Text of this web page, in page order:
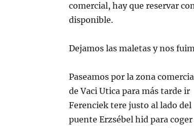
comercial, hay que reservar
disponible.
Dejamos las maletas y nos
Paseamos por la zona
de Vaci Utica para más tarde ir
Ferenciek tere justo al lado del
puente Erzsébel hid para coger